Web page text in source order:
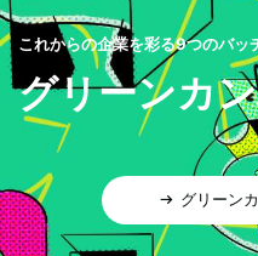
これからの企業を彩る9つのバッ
グリーンカ
グリーン